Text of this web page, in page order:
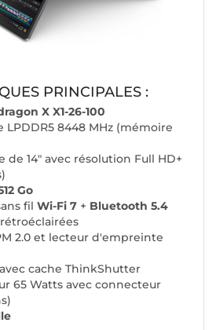
PRINCIPALES :
X X1-26-100
LPDDR5 8448 MHz (mémoire
de 14" avec résolution Full HD+
Go
fil Wi-Fi 7 + Bluetooth 5.4
2.0 et lecteur d'empreinte
cache ThinkShutter
65 Watts avec connecteur